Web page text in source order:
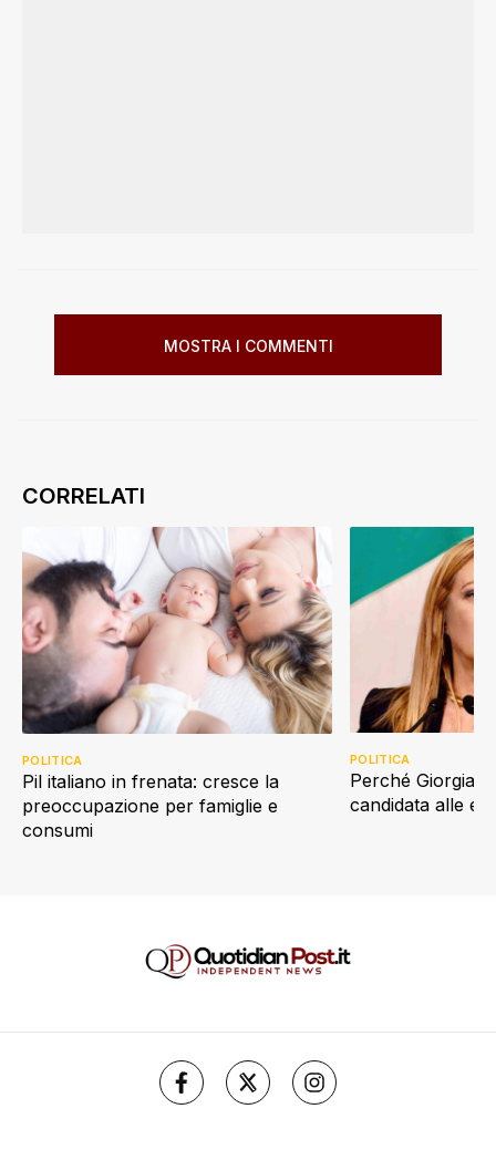
MOSTRA I COMMENTI
Pil italiano in frenata: cresce la
preoccupazione per famiglie e
consumi
POLITICA
Perché Giorgia
candidata alle
POLITICA